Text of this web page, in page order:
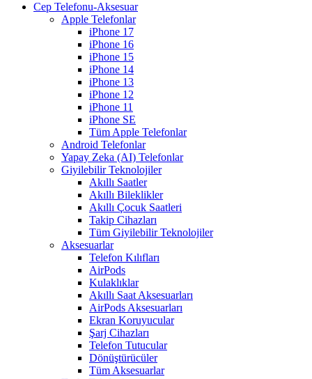
Cep Telefonu-Aksesuar
Apple Telefonlar
iPhone 17
iPhone 16
iPhone 15
iPhone 14
iPhone 13
iPhone 12
iPhone 11
iPhone SE
Tüm Apple Telefonlar
Android Telefonlar
Yapay Zeka (AI) Telefonlar
Giyilebilir Teknolojiler
Akıllı Saatler
Akıllı Bileklikler
Akıllı Çocuk Saatleri
Takip Cihazları
Tüm Giyilebilir Teknolojiler
Aksesuarlar
Telefon Kılıfları
AirPods
Kulaklıklar
Akıllı Saat Aksesuarları
AirPods Aksesuarları
Ekran Koruyucular
Şarj Cihazları
Telefon Tutucular
Dönüştürücüler
Tüm Aksesuarlar